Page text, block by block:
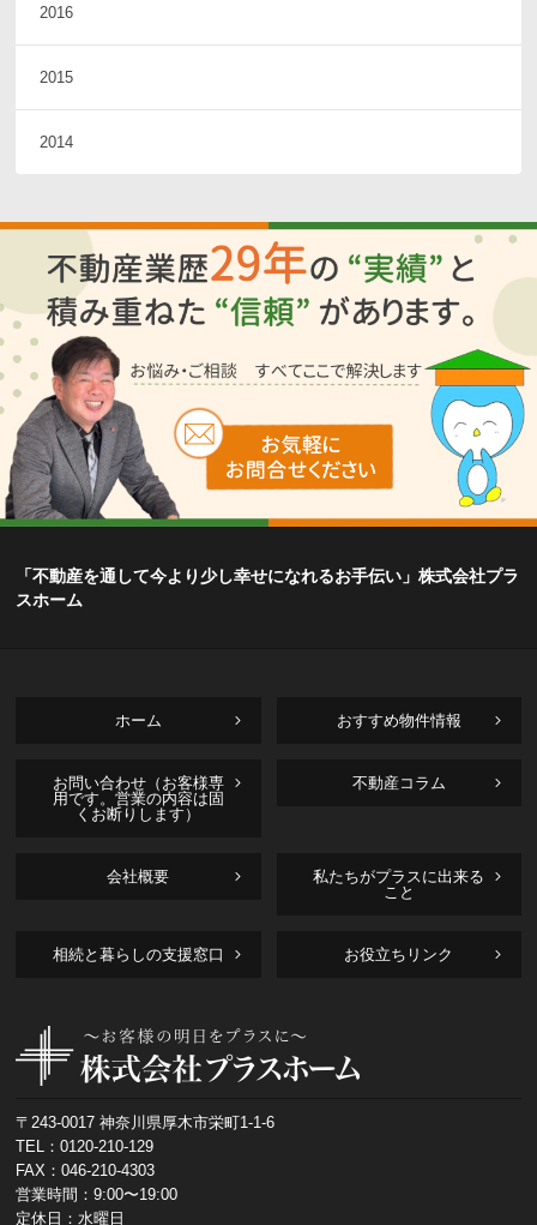
2016
2015
2014
「不動産を通して今より少し幸せになれるお手伝い」株式会社プラ
スホーム
ホーム おすすめ物件情報
お問い合わせ（お客様専
用です。営業の内容は固
くお断りします）
不動産コラム
会社概要
私たちがプラスに出来る
こと
相続と暮らしの支援窓口 お役立ちリンク
〒243-0017 神奈川県厚木市栄町1-1-6
TEL： 0120-210-129
FAX：046-210-4303
営業時間：9:00〜19:00
定休日：水曜日